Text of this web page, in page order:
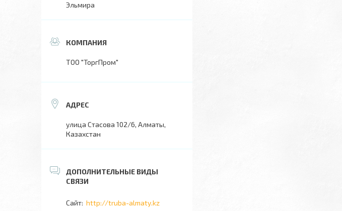
Эльмира
ТОО "ТоргПром"
улица Стасова 102/6, Алматы,
Казахстан
http://truba-almaty.kz